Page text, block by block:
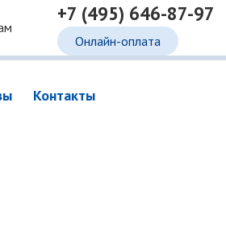
+7 (495) 646-87-97
Онлайн-оплата
Контакты